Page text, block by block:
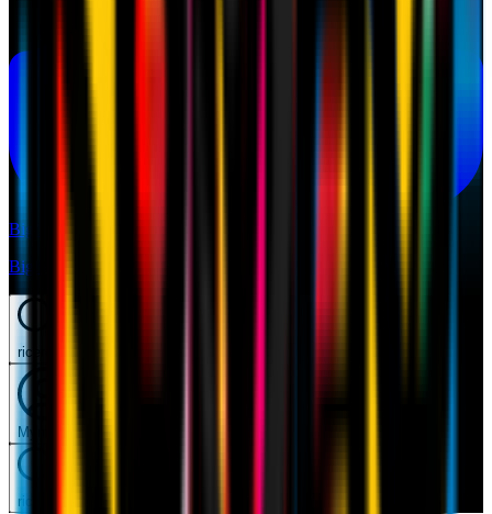
Biglietti
Biglietti
ricerca
Mymilan
ricerca